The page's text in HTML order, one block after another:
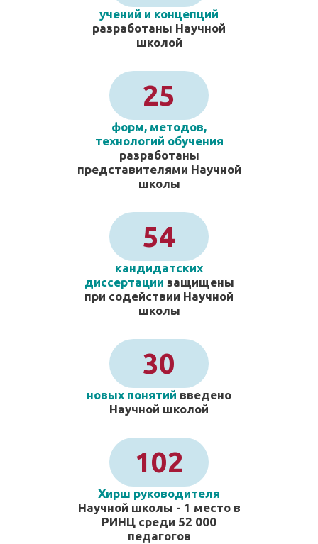
учений и концепций
разработаны Научной
школой
25
форм, методов,
технологий обучения
разработаны
представителями Научной
школы
54
кандидатских
диссертации защищены
при содействии Научной
школы
30
новых понятий введено
Научной школой
102
Хирш руководителя
Научной школы - 1 место в
РИНЦ среди 52 000
педагогов